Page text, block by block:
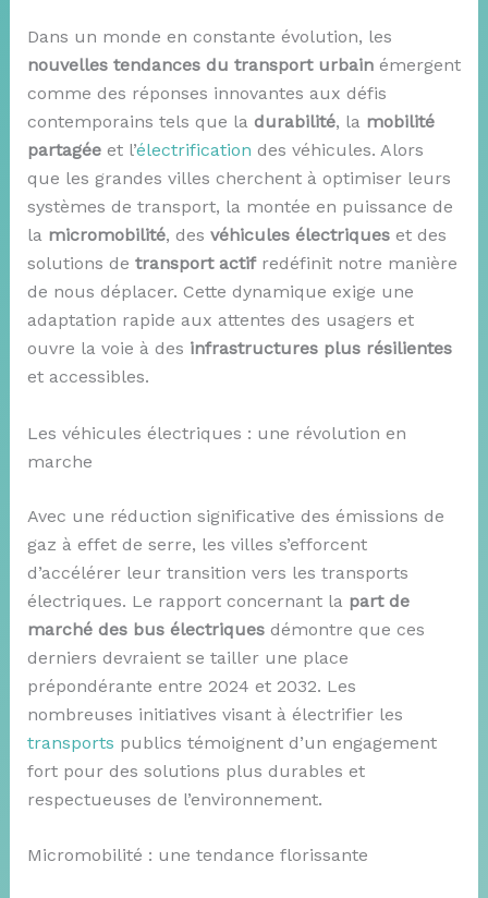
Dans un monde en constante évolution, les
nouvelles tendances du transport urbainémergent
comme des réponses innovantes aux défis
contemporains tels que la durabilité, la mobilité
partagéeet l’électrification des véhicules. Alors
que les grandes villes cherchent à optimiser leurs
systèmes de transport, la montée en puissance de
la micromobilité, des véhicules électriqueset des
solutions de transport actifredéfinit notre manière
de nous déplacer. Cette dynamique exige une
adaptation rapide aux attentes des usagers et
ouvre la voie à des infrastructures plus résilientes
et accessibles.
Les véhicules électriques : une révolution en
marche
Avec une réduction significative des émissions de
gaz à effet de serre, les villes s’efforcent
d’accélérer leur transition vers les transports
électriques. Le rapport concernant la part de
marché des bus électriquesdémontre que ces
derniers devraient se tailler une place
prépondérante entre 2024 et 2032. Les
nombreuses initiatives visant à électrifier les
transports publics témoignent d’un engagement
fort pour des solutions plus durables et
respectueuses de l’environnement.
Micromobilité : une tendance florissante